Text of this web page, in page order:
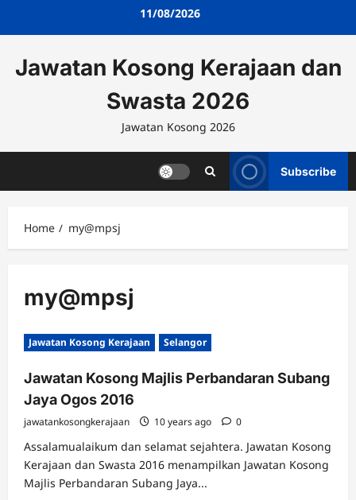
11/08/2026
Jawatan Kosong Kerajaan dan
Swasta 2026
Jawatan Kosong 2026
Subscribe
Home my@mpsj
my@mpsj
Jawatan Kosong Kerajaan Selangor
Jawatan Kosong Majlis Perbandaran Subang
Jaya Ogos 2016
jawatankosongkerajaan 10 years ago 0
Assalamualaikum dan selamat sejahtera. Jawatan Kosong
Kerajaan dan Swasta 2016 menampilkan Jawatan Kosong
Majlis Perbandaran Subang Jaya...